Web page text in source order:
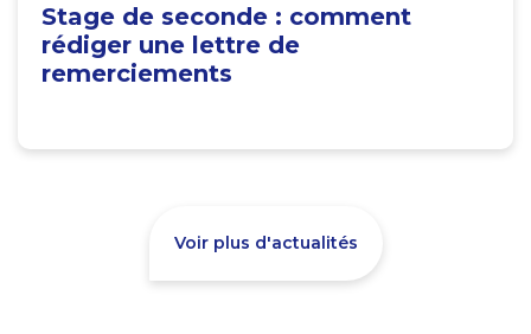
Stage de seconde : comment
rédiger une lettre de
remerciements
Voir plus d'actualités